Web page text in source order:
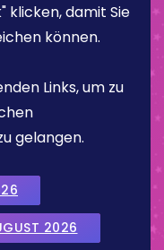
klicken, damit Sie
können.
Links, um zu
gelangen.
2026